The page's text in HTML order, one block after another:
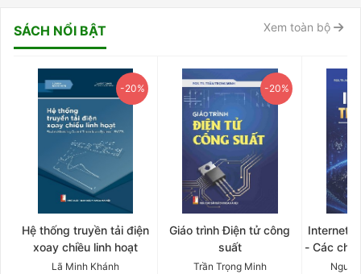
SÁCH NỔI BẬT Xem toàn bộ
-20%
Hệ thống truyền tải điện
xoay chiều linh hoạt
Lã Minh Khánh
-20%
Giáo trình Điện tử công
suất
Trần Trọng Minh
Internet
- Các